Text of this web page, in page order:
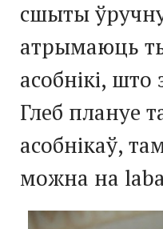
сшыты
атрымаюць
асобнікі,
Глеб плануе
асобнікаў,
можна на